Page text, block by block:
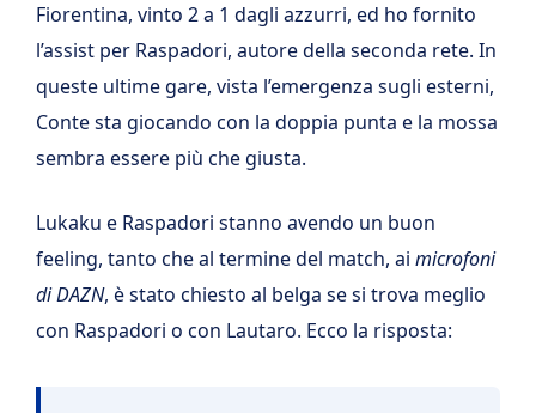
Fiorentina, vinto 2 a 1 dagli azzurri, ed ho fornito
l’assist per Raspadori, autore della seconda rete. In
queste ultime gare, vista l’emergenza sugli esterni,
Conte sta giocando con la doppia punta e la mossa
sembra essere più che giusta.
Lukaku e Raspadori stanno avendo un buon
feeling, tanto che al termine del match, ai microfoni
di DAZN, è stato chiesto al belga se si trova meglio
con Raspadori o con Lautaro. Ecco la risposta: